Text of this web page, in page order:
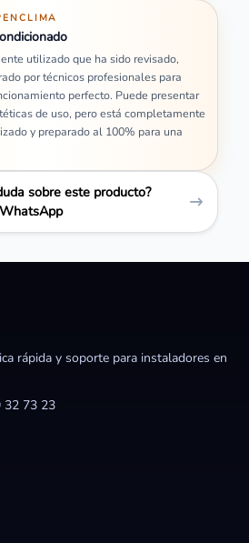
utilizado que ha sido revisado,
por técnicos profesionales para
perfecto. Puede presentar
de uso, pero está completamente
y preparado al 100% para una
sobre este producto?
rápida y soporte para instaladores en
32 73 23